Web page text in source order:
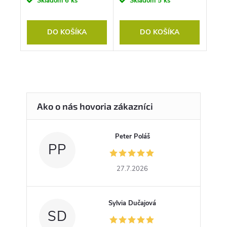
DO KOŠÍKA DO KOŠÍKA
PP
Peter Poláš
27.7.2026
SD
Sylvia Dučajová